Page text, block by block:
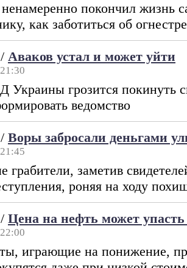
покончил жизнь
как заботиться об
/ Аваков устал и может уйти
Украины грозится покинуть
ведомство
/ Воры забросали деньгами
грабители, заметив
роняя на ходу
/ Цена на нефть может упасть
играющие на понижение,